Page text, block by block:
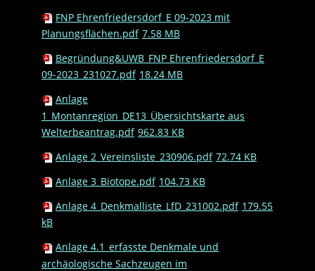
FNP Ehrenfriedersdorf_E 09-2023 mit
Planungsflächen.pdf 7.58 MB
Begründung&UWB_FNP Ehrenfriedersdorf_E
09-2023_231027.pdf 18.24 MB
Anlage
1_Montanregion_DE13_Übersichtskarte aus
Welterbeantrag.pdf 962.83 KB
Anlage 2_Vereinsliste_230906.pdf 72.74 KB
Anlage 3_Biotope.pdf 104.73 KB
Anlage 4_Denkmalliste_LfD_231002.pdf 179.55
kB
Anlage 4.1_erfasste Denkmale und
archäologische Sachzeugen im